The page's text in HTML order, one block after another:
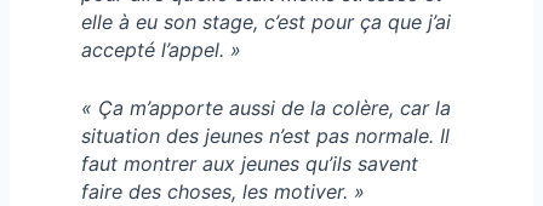
elle à eu son stage, c’est pour ça que j’ai
accepté l’appel. »
« Ça m’apporte aussi de la colère, car la
situation des jeunes n’est pas normale. Il
faut montrer aux jeunes qu’ils savent
faire des choses, les motiver. »